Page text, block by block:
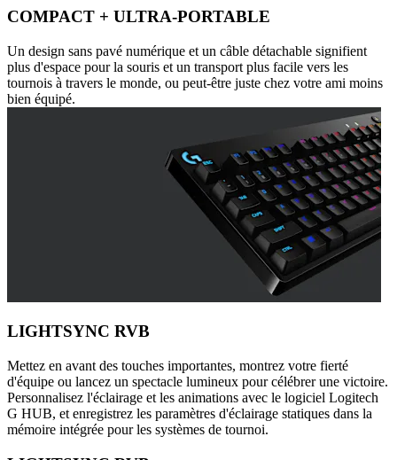
COMPACT + ULTRA-PORTABLE
Un design sans pavé numérique et un câble détachable signifient
plus d'espace pour la souris et un transport plus facile vers les
tournois à travers le monde, ou peut-être juste chez votre ami moins
bien équipé.
LIGHTSYNC RVB
Mettez en avant des touches importantes, montrez votre fierté
d'équipe ou lancez un spectacle lumineux pour célébrer une victoire.
Personnalisez l'éclairage et les animations avec le logiciel Logitech
G HUB, et enregistrez les paramètres d'éclairage statiques dans la
mémoire intégrée pour les systèmes de tournoi.